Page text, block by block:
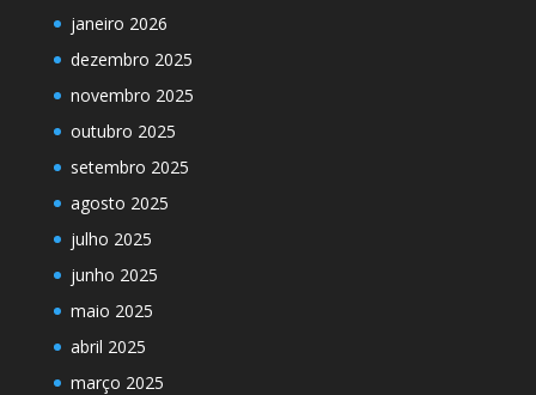
janeiro 2026
dezembro 2025
novembro 2025
outubro 2025
setembro 2025
agosto 2025
julho 2025
junho 2025
maio 2025
abril 2025
março 2025